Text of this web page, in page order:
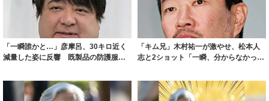
「一瞬誰かと…」彦摩呂、30キロ近く
減量した姿に反響 既製品の防護服が
「キム兄」木村祐一が激やせ、松本人
志と2ショット「一瞬、分からなかった